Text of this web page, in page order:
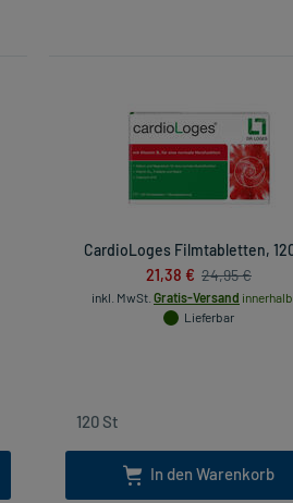
CardioLoges Filmtabletten,
21,38 € 24,95 €
inkl. MwSt. Gratis-Versand innerhalb
Lieferbar
In den Warenkorb